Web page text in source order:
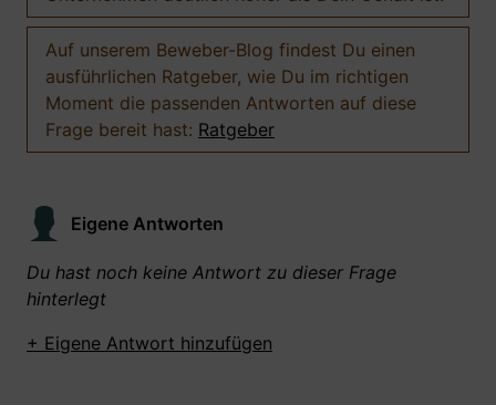
Auf unserem Beweber-Blog findest Du einen
ausführlichen Ratgeber, wie Du im richtigen
Moment die passenden Antworten auf diese
Frage bereit hast: Ratgeber
Eigene Antworten
Du hast noch keine Antwort zu dieser Frage
hinterlegt
+ Eigene Antwort hinzufügen